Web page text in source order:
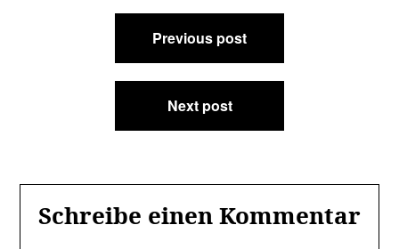
Beitragsnavigation
Previous post
Next post
Schreibe einen Kommentar